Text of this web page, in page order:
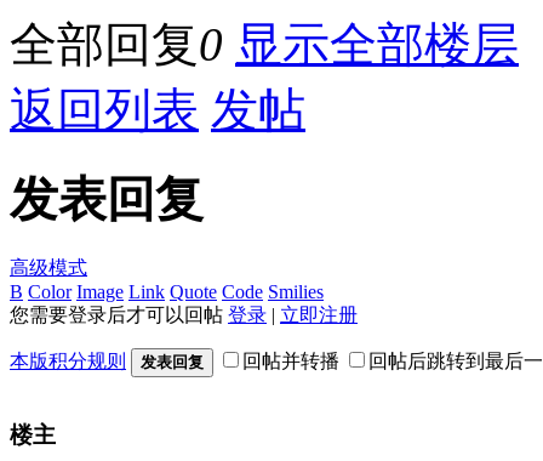
全部回复0 显示全部楼层
返回列表 发帖
发表回复
高级模式
B Color Image Link Quote Code Smilies
您需要登录后才可以回帖 登录 | 立即注册
本版积分规则 发表回复 回帖并转播 回帖后跳转到最后
楼主